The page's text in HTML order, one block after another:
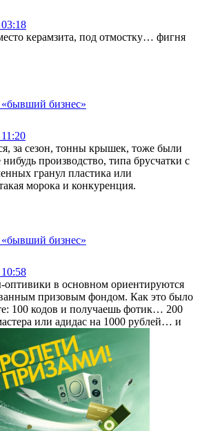
керамзита, под отмостку… фигня
бизнес»
за сезон, тонны крышек, тоже были
производство, типа брусчатки с
гранул пластика или
морока и конкуренция.
бизнес»
оптивики в основном ориентируются
призовым фондом. Как это было
100 кодов и получаешь фотик… 200
или адидас на 1000 рублей… и